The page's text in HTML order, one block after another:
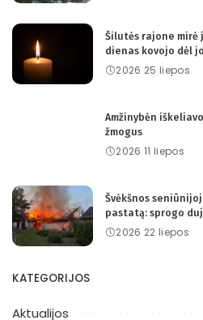
Šilutės rajone mirė
dienas kovojo dėl
2026 25 liepos
Amžinybėn
žmogus
2026 11 liepos
Švėkšnos
pastatą: sprogo
2026 22 liepos
KATEGORIJOS
Aktualijos